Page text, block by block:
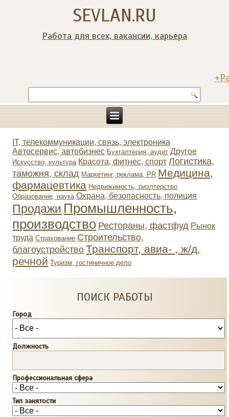
SEVLAN.RU
Работа для всех, вакансии, карьера
IT, телекоммуникации, связь, электроника
Автосервис, автобизнес Бухгалтерия, аудит Другое
Искусство, культура Красота, фитнес, спорт Логистика,
таможня, склад Маркетинг, реклама, PR Медицина,
фармацевтика Недвижимость, риэлтeрство
Образование, наука Охрана, безопасность, полиция
Продажи Промышленность,
производство Рестораны, фастфуд Рынок
труда Страхование Строительство,
благоустройство Транспорт, авиа- , ж/д,
речной Туризм, гостиничное дело
ПОИСК РАБОТЫ
Город
Должность
Профессиональная сфера
Тип занятости